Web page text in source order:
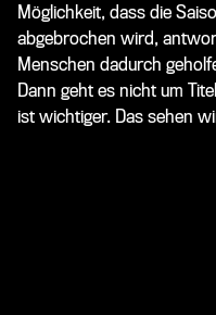
Möglichkeit, dass die
abgebrochen wird,
Menschen dadurch
Dann geht es nicht um
ist wichtiger. Das sehen